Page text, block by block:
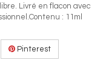
Livré en flacon avec
: 11ml
Pinterest